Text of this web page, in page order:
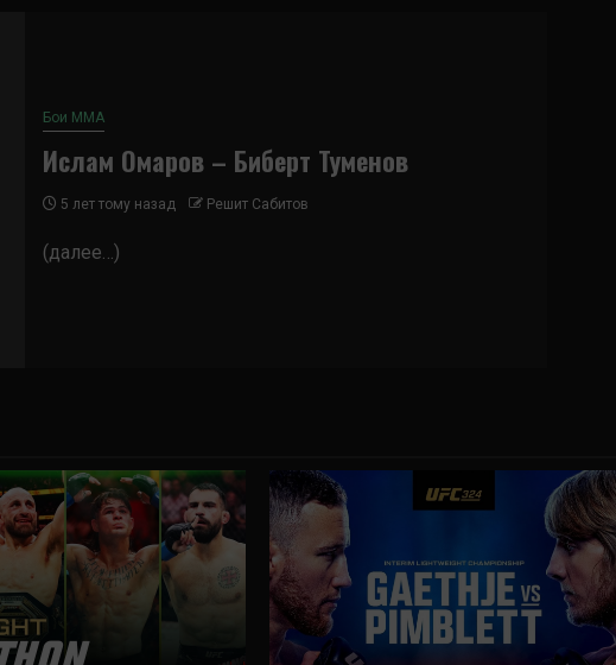
Бои ММА
Ислам Омаров – Биберт Туменов
5 лет тому назад Решит Сабитов
(далее…)